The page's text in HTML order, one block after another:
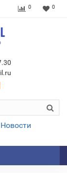
0 0
Новости